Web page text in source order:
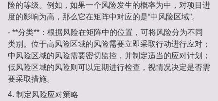
险的等级。例如，如果一个风险发生的概率为中，对项目进
度的影响为高，那么它在矩阵中对应的是“中风险区域”。
- **分类**：根据风险在矩阵中的位置，可将风险分为不同
类别。位于高风险区域的风险需要立即采取行动进行应对；
中风险区域的风险需要密切监控，并制定适当的应对计划；
低风险区域的风险则可以定期进行检查，视情况决定是否需
要采取措施。
4. 制定风险应对策略